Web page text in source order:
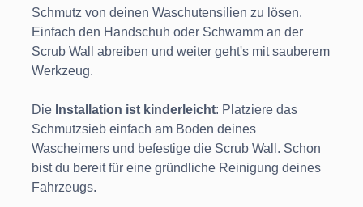
Schmutz von deinen Waschutensilien zu lösen.
Einfach den Handschuh oder Schwamm an der
Scrub Wall abreiben und weiter geht's mit sauberem
Werkzeug.
Die Installation ist kinderleicht: Platziere das
Schmutzsieb einfach am Boden deines
Wascheimers und befestige die Scrub Wall. Schon
bist du bereit für eine gründliche Reinigung deines
Fahrzeugs.